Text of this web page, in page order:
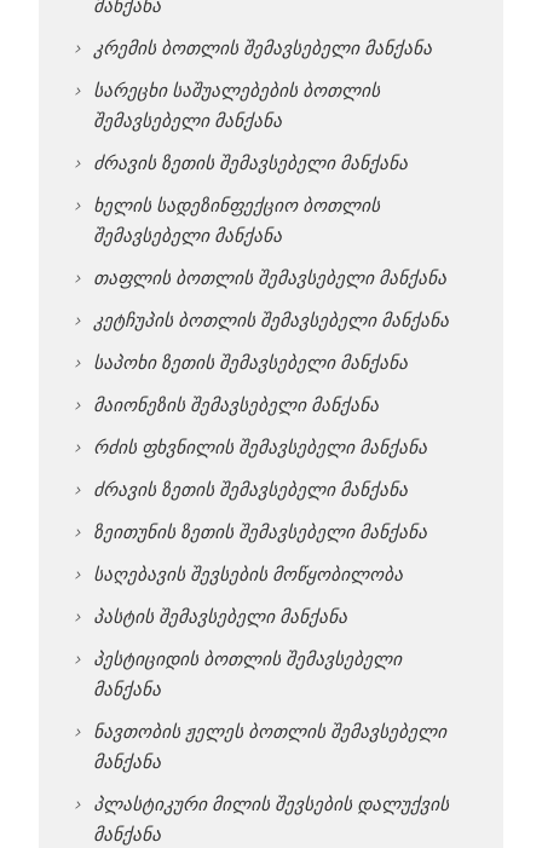
მანქანა
კრემის ბოთლის შემავსებელი მანქანა
სარეცხი საშუალებების ბოთლის
შემავსებელი მანქანა
ძრავის ზეთის შემავსებელი მანქანა
ხელის სადეზინფექციო ბოთლის
შემავსებელი მანქანა
თაფლის ბოთლის შემავსებელი მანქანა
კეტჩუპის ბოთლის შემავსებელი მანქანა
საპოხი ზეთის შემავსებელი მანქანა
მაიონეზის შემავსებელი მანქანა
რძის ფხვნილის შემავსებელი მანქანა
ძრავის ზეთის შემავსებელი მანქანა
ზეითუნის ზეთის შემავსებელი მანქანა
საღებავის შევსების მოწყობილობა
პასტის შემავსებელი მანქანა
პესტიციდის ბოთლის შემავსებელი
მანქანა
ნავთობის ჟელეს ბოთლის შემავსებელი
მანქანა
პლასტიკური მილის შევსების დალუქვის
მანქანა